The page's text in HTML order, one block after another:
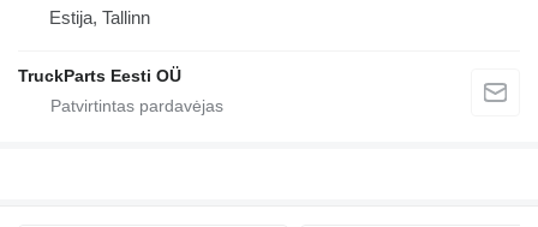
Estija, Tallinn
TruckParts Eesti OÜ